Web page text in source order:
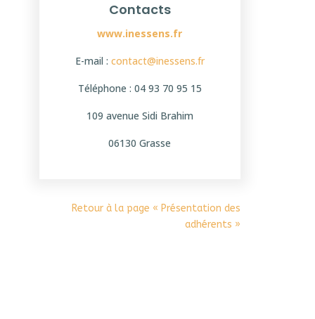
Contacts
www.inessens.fr
E-mail : contact@inessens.fr
Téléphone : 04 93 70 95 15
109 avenue Sidi Brahim
06130 Grasse
Retour à la page « Présentation des
adhérents »